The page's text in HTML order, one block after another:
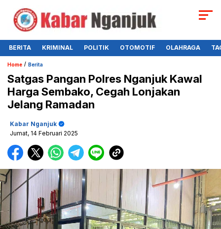
BERITA KRIMINAL POLITIK OTOMOTIF OLAHRAGA
Home / Berita
Satgas Pangan Polres Nganjuk Kawal
Harga Sembako, Cegah Lonjakan
Jelang Ramadan
Kabar Nganjuk
Jumat, 14 Februari 2025